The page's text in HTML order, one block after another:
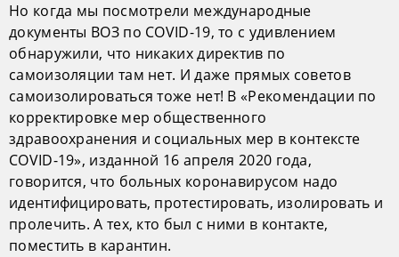
Но когда мы посмотрели международные
документы ВОЗ по COVID-19, то с удивлением
обнаружили, что никаких директив по
самоизоляции там нет. И даже прямых советов
самоизолироваться тоже нет! В «Рекомендации по
корректировке мер общественного
здравоохранения и социальных мер в контексте
COVID-19», изданной 16 апреля 2020 года,
говорится, что больных коронавирусом надо
идентифицировать, протестировать, изолировать и
пролечить. А тех, кто был с ними в контакте,
поместить в карантин.